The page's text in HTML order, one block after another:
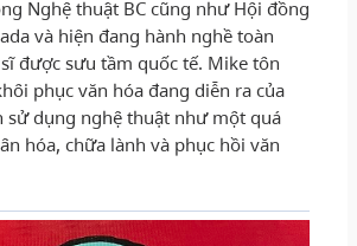
Nghệ thuật BC cũng như Hội đồng
và hiện đang hành nghề toàn
được sưu tầm quốc tế. Mike tôn
phục văn hóa đang diễn ra của
sử dụng nghệ thuật như một quá
hóa, chữa lành và phục hồi văn